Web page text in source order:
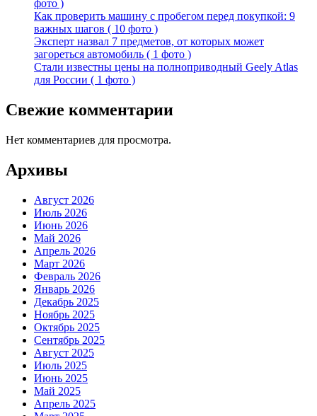
фото )
Как проверить машину с пробегом перед покупкой: 9
важных шагов ( 10 фото )
Эксперт назвал 7 предметов, от которых может
загореться автомобиль ( 1 фото )
Стали известны цены на полноприводный Geely Atlas
для России ( 1 фото )
Свежие комментарии
Нет комментариев для просмотра.
Архивы
Август 2026
Июль 2026
Июнь 2026
Май 2026
Апрель 2026
Март 2026
Февраль 2026
Январь 2026
Декабрь 2025
Ноябрь 2025
Октябрь 2025
Сентябрь 2025
Август 2025
Июль 2025
Июнь 2025
Май 2025
Апрель 2025